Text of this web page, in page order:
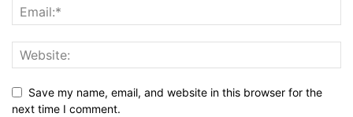
Save my name, email, and website in this browser for the
next time I comment.